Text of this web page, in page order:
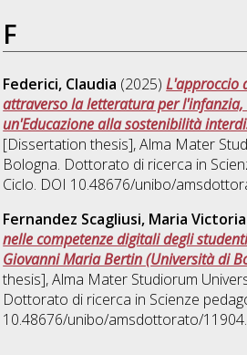
F
Federici, Claudia (2025)L'approccio
attraverso la letteratura per
un'Educazione alla sostenibilità
[Dissertation thesis], Alma Mater
Bologna. Dottorato di ricerca in
Ciclo. DOI 10.48676/unibo/
Fernandez Scagliusi, Maria Victoria
nelle competenze digitali degli
Giovanni Maria Bertin (Università di
thesis], Alma Mater Studiorum
Dottorato di ricerca in Scienze
10.48676/unibo/amsdottorato/11904.